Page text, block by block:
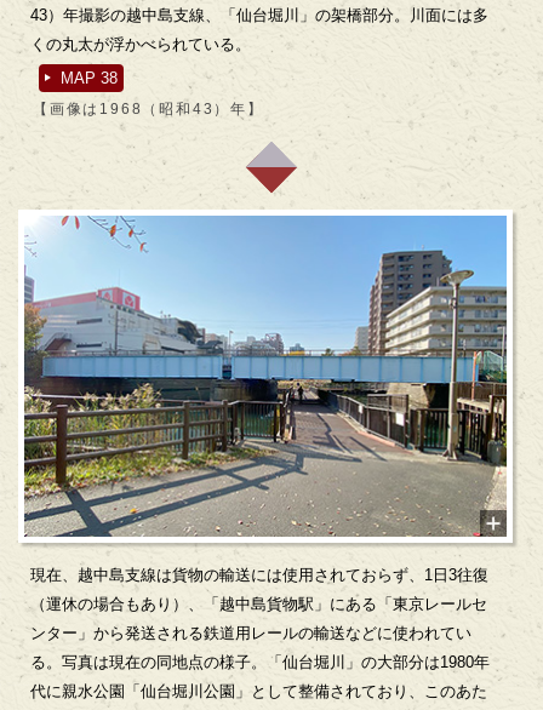
43）年撮影の越中島支線、「仙台堀川」の架橋部分。川面には多
くの丸太が浮かべられている。
MAP 38
【画像は1968（昭和43）年】
現在、越中島支線は貨物の輸送には使用されておらず、1日3往復
（運休の場合もあり）、「越中島貨物駅」にある「東京レールセ
ンター」から発送される鉄道用レールの輸送などに使われてい
る。写真は現在の同地点の様子。「仙台堀川」の大部分は1980年
代に親水公園「仙台堀川公園」として整備されており、このあた